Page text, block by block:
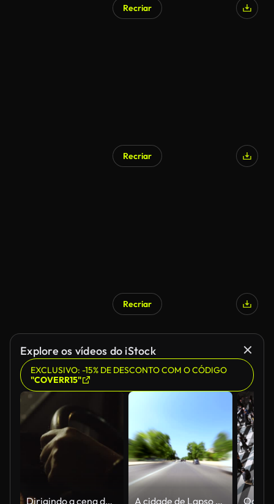
Recriar
Recriar
Recriar
Explore os vídeos do iStock
EXCLUSIVO: -15% DE DESCONTO COM O CÓDIGO
"COVERR15"
Dirigindo a cena do carro, mão humana que controla a roda de direcção A cidade de Lapso de tempo de Paris